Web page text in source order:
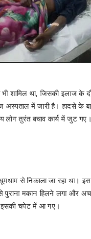
शामिल था, जिसकी इलाज के
अस्पताल में जारी है। हादसे के
लोग तुरंत बचाव कार्य में जुट गए।
से निकाला जा रहा था।
मकान हिलने लगा और
इसकी चपेट में आ गए।